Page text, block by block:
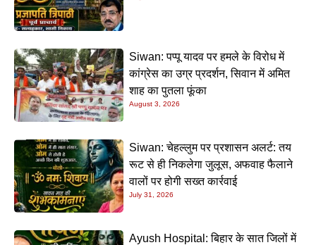
Siwan: पप्पू यादव पर हमले के विरोध में
कांग्रेस का उग्र प्रदर्शन, सिवान में अमित
शाह का पुतला फूंका
August 3, 2026
Siwan: चेहल्लुम पर प्रशासन अलर्ट: तय
रूट से ही निकलेगा जुलूस, अफवाह फैलाने
वालों पर होगी सख्त कार्रवाई
July 31, 2026
Ayush Hospital: बिहार के सात जिलों में